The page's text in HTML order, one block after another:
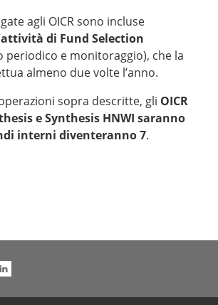
agli OICR sono incluse
attività di Fund Selection
periodico e monitoraggio), che la
almeno due volte l’anno.
sopra descritte, gli OICR
e Synthesis HNWI saranno
interni diventeranno 7.